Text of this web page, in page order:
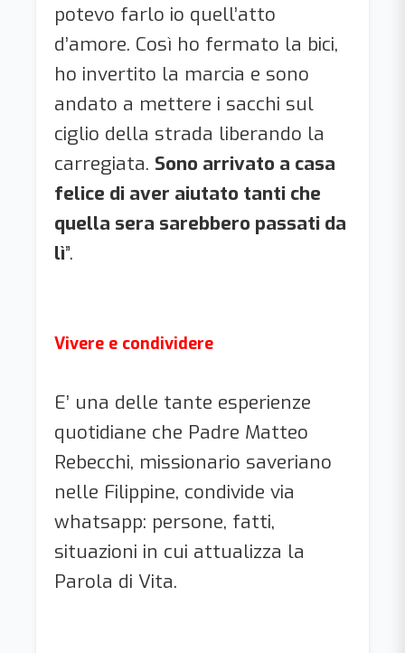
potevo farlo io quell’atto
d’amore. Così ho fermato la bici,
ho invertito la marcia e sono
andato a mettere i sacchi sul
ciglio della strada liberando la
carregiata. Sono arrivato a casa
felice di aver aiutato tanti che
quella sera sarebbero passati da
lì”.
Vivere e condividere
E’ una delle tante esperienze
quotidiane che Padre Matteo
Rebecchi, missionario saveriano
nelle Filippine, condivide via
whatsapp: persone, fatti,
situazioni in cui attualizza la
Parola di Vita.